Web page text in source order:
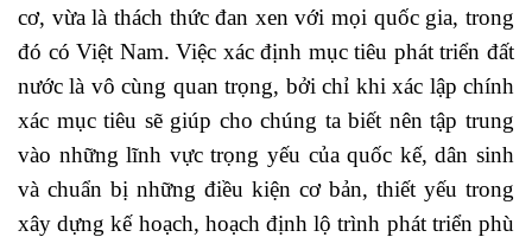
cơ, vừa là thách thức đan xen với mọi quốc gia, trong
đó có Việt Nam. Việc xác định mục tiêu phát triển đất
nước là vô cùng quan trọng, bởi chỉ khi xác lập chính
xác mục tiêu sẽ giúp cho chúng ta biết nên tập trung
vào những lĩnh vực trọng yếu của quốc kế, dân sinh
và chuẩn bị những điều kiện cơ bản, thiết yếu trong
xây dựng kế hoạch, hoạch định lộ trình phát triển phù